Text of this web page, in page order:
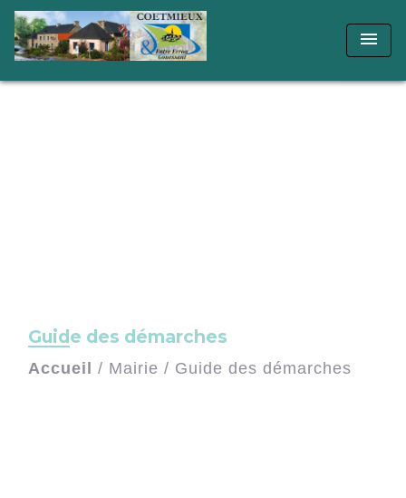
menu
Guide des démarches
Accueil / Mairie / Guide des démarches